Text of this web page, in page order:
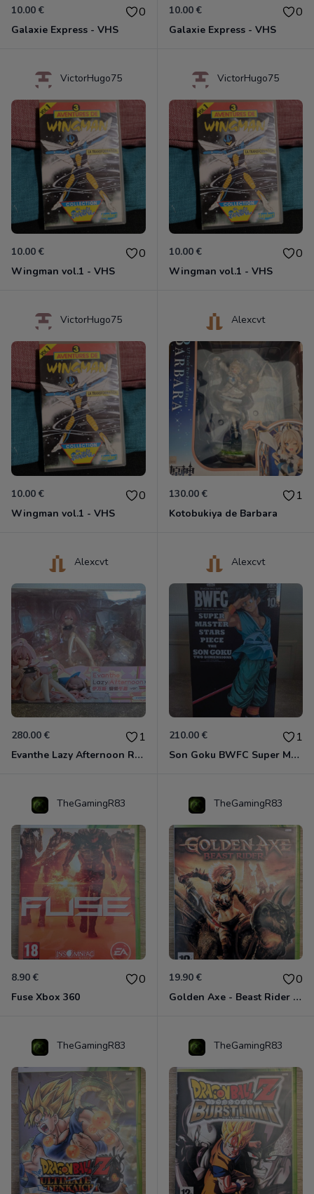
10.00 € 0
Galaxie Express - VHS
10.00 € 0
Galaxie Express - VHS
VictorHugo75
10.00 € 0
Wingman vol.1 - VHS
VictorHugo75
10.00 € 0
Wingman vol.1 - VHS
VictorHugo75
10.00 € 0
Wingman vol.1 - VHS
Alexcvt
130.00 € 1
Kotobukiya de Barbara
Alexcvt
280.00 € 1
Evanthe Lazy Afternoon Red Pride of Eden
Alexcvt
210.00 € 1
Son Goku BWFC Super Master Stars
TheGamingR83
8.90 € 0
Fuse Xbox 360
TheGamingR83
19.90 € 0
Golden Axe - Beast Rider Xbox 360
TheGamingR83 TheGamingR83